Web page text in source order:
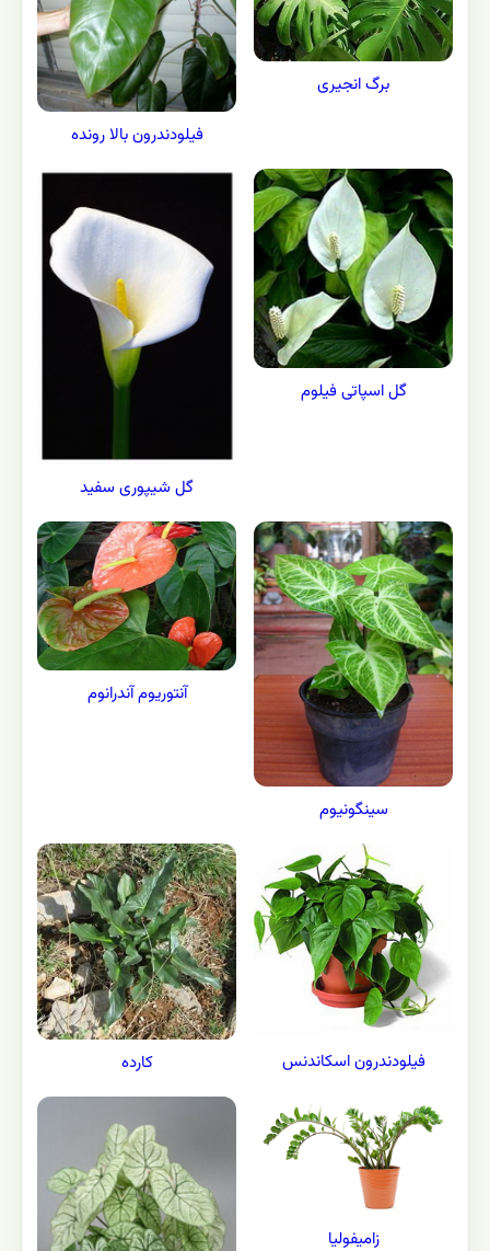
برگ انجیری
فیلودندرون بالا رونده
گل اسپاتی فیلوم
گل شیپوری سفید
سينگونيوم
آنتوريوم آندرانوم
فیلودندرون اسکاندنس کارده
زامیفولیا